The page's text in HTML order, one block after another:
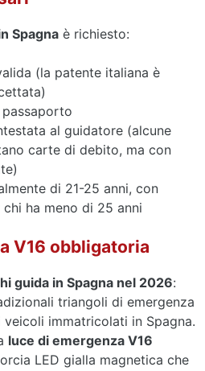
Spagna è richiesto:
(la patente italiana è
al guidatore (alcune
carte di debito, ma con
di 21-25 anni, con
ha meno di 25 anni
V16 obbligatoria
guida in Spagna nel 2026:
triangoli di emergenza
veicoli immatricolati in Spagna.
luce di emergenza V16
LED gialla magnetica che